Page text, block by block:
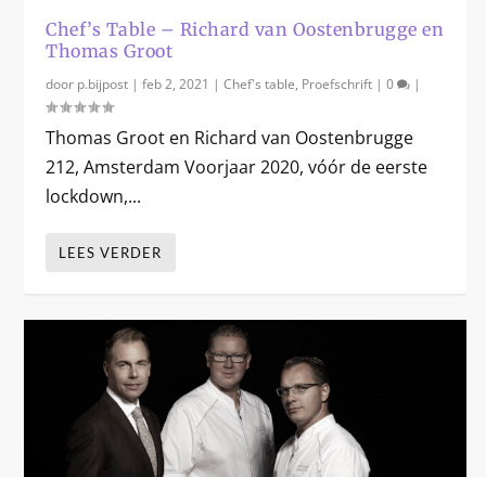
Chef’s Table – Richard van Oostenbrugge en
Thomas Groot
door p.bijpost |feb 2, 2021 |Chef's table, Proefschrift |0 |
Thomas Groot en Richard van Oostenbrugge
212, Amsterdam Voorjaar 2020, vóór de eerste
lockdown,...
LEES VERDER